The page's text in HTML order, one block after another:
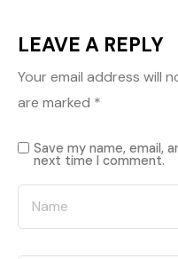
LEAVE A REPLY
Your email address will
are marked *
Save my name, email,
next time I comment.